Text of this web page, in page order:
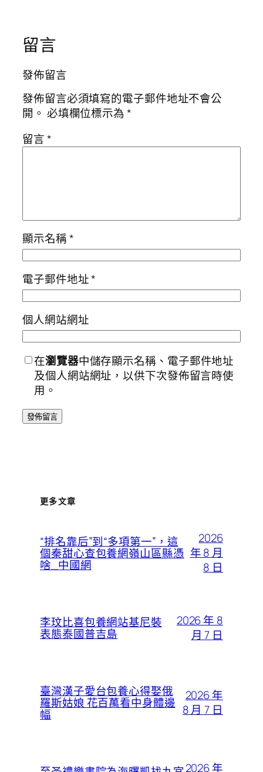
留言
發佈留言
發佈留言必須填寫的電子郵件地址不會公
開。 必填欄位標示為*
留言*
顯示名稱*
電子郵件地址*
個人網站網址
在瀏覽器中儲存顯示名稱、電子郵件地址
及個人網站網址，以供下次發佈留言時使
用。
更多文章
“排名靠后”到“多項第一”，這
個秦甜心查包養網嶺山區縣憑
啥_中國網
2026
年 8 月
8 日
李玟比喜包養網站基尼裝
表態泰國普吉島
2026 年 8
月 7 日
臺灣漢子愛台包養心得娶俄
羅斯姑娘 花百萬看中身體邊
幅
2026 年
8 月 7 日
2026 年